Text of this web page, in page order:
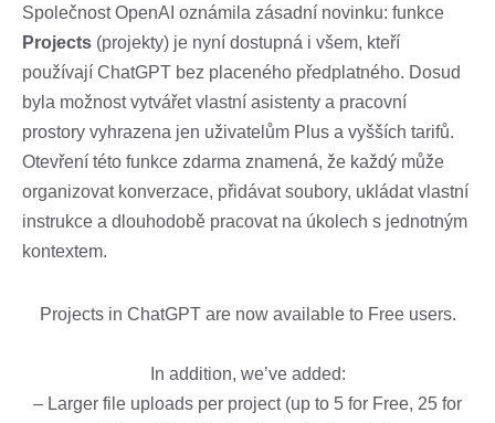
Společnost OpenAI oznámila zásadní novinku: funkce
Projects (projekty) je nyní dostupná i všem, kteří
používají ChatGPT bez placeného předplatného. Dosud
byla možnost vytvářet vlastní asistenty a pracovní
prostory vyhrazena jen uživatelům Plus a vyšších tarifů.
Otevření této funkce zdarma znamená, že každý může
organizovat konverzace, přidávat soubory, ukládat vlastní
instrukce a dlouhodobě pracovat na úkolech s jednotným
kontextem.
Projects in ChatGPT are now available to Free users.
In addition, we’ve added:
– Larger file uploads per project (up to 5 for Free, 25 for